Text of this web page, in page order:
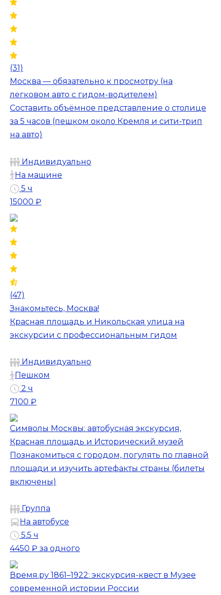
(31)
Москва — обязательно к просмотру (на
легковом авто с гидом-водителем)
Составить объёмное представление о столице
за 5 часов (пешком около Кремля и сити-трип
на авто)
Индивидуально
На машине
5 ч
15000 ₽
(47)
Знакомьтесь, Москва!
Красная площадь и Никольская улица на
экскурсии с профессиональным гидом
Индивидуально
Пешком
2 ч
7100 ₽
Символы Москвы: автобусная экскурсия,
Красная площадь и Исторический музей
Познакомиться с городом, погулять по главной
площади и изучить артефакты страны (билеты
включены)
Группа
На автобусе
5.5 ч
4450 ₽ за одного
Время.ру 1861–1922: экскурсия-квест в Музее
современной истории России